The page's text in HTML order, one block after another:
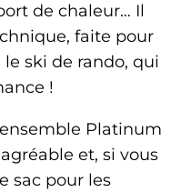
de chaleur… Il
faite pour
ski de rando, qui
!
Platinum
et, si vous
sac pour les